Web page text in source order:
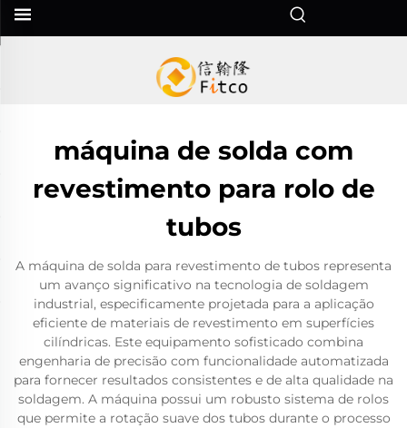
máquina de solda com
revestimento para rolo de
tubos
A máquina de solda para revestimento de tubos representa
um avanço significativo na tecnologia de soldagem
industrial, especificamente projetada para a aplicação
eficiente de materiais de revestimento em superfícies
cilíndricas. Este equipamento sofisticado combina
engenharia de precisão com funcionalidade automatizada
para fornecer resultados consistentes e de alta qualidade na
soldagem. A máquina possui um robusto sistema de rolos
que permite a rotação suave dos tubos durante o processo